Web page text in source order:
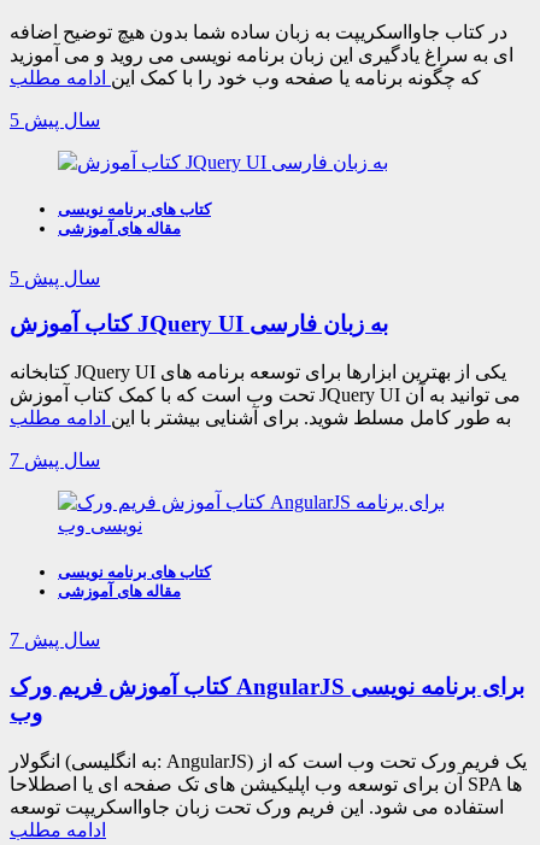
در کتاب جاوااسکریپت به زبان ساده شما بدون هیچ توضیح اضافه
ای به سراغ یادگیری این زبان برنامه نویسی می روید و می آموزید
که چگونه برنامه یا صفحه وب خود را با کمک این ادامه مطلب
5 سال پیش
کتاب های برنامه نویسی
مقاله های آموزشی
5 سال پیش
کتاب آموزش JQuery UI به زبان فارسی
کتابخانه JQuery UI یکی از بهترین ابزارها برای توسعه برنامه های
تحت وب است که با کمک کتاب آموزش JQuery UI می توانید به آن
به طور کامل مسلط شوید. برای آشنایی بیشتر با این ادامه مطلب
7 سال پیش
کتاب های برنامه نویسی
مقاله های آموزشی
7 سال پیش
کتاب آموزش فریم ورک AngularJS برای برنامه نویسی
وب
انگولار (به انگلیسی: AngularJS) یک فریم ورک تحت وب است که از
آن برای توسعه وب اپلیکیشن های تک صفحه ای یا اصطلاحا SPA ها
استفاده می شود. این فریم ورک تحت زبان جاوااسکریپت توسعه
ادامه مطلب